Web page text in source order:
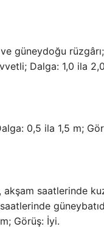
güneydoğu
Dalga: 1,0 ila
0,5 ila 1,5 m;
akşam saatlerinde
Görüş: İyi.